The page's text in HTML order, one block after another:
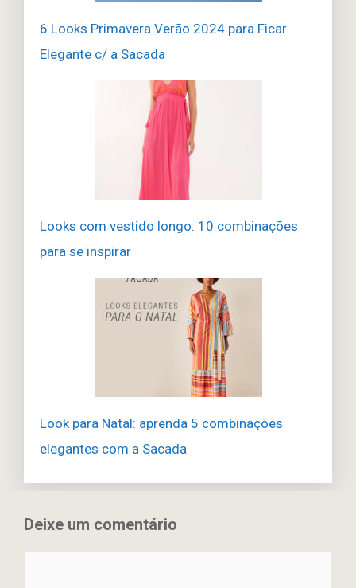
6 Looks Primavera Verão 2024 para Ficar
Elegante c/ a Sacada
Looks com vestido longo: 10 combinações
para se inspirar
Look para Natal: aprenda 5 combinações
elegantes com a Sacada
Deixe um comentário